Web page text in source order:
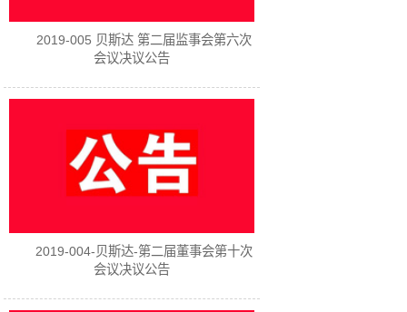
2019-005 贝斯达 第二届监事会第六次
会议决议公告
2019-004-贝斯达-第二届董事会第十次
会议决议公告